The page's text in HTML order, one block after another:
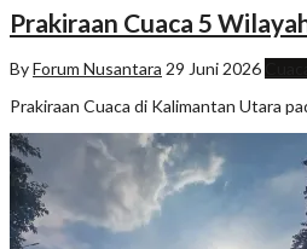
Prakiraan Cuaca 5
ByForum Nusantara 29 Juni 2026
Prakiraan Cuaca di Kalimantan Utara